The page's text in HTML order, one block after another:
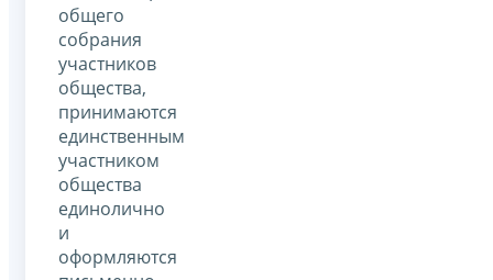
общего
собрания
участников
общества,
принимаются
единственным
участником
общества
единолично
и
оформляются